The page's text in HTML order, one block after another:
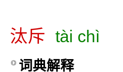
汰斥 tài chì
词典解释